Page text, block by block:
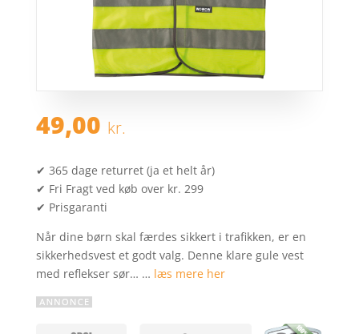
49,00 kr.
✔ 365 dage returret (ja et helt år)
✔ Fri Fragt ved køb over kr. 299
✔ Prisgaranti
Når dine børn skal færdes sikkert i trafikken, er en
sikkerhedsvest et godt valg. Denne klare gule vest
med reflekser sør… … læs mere her